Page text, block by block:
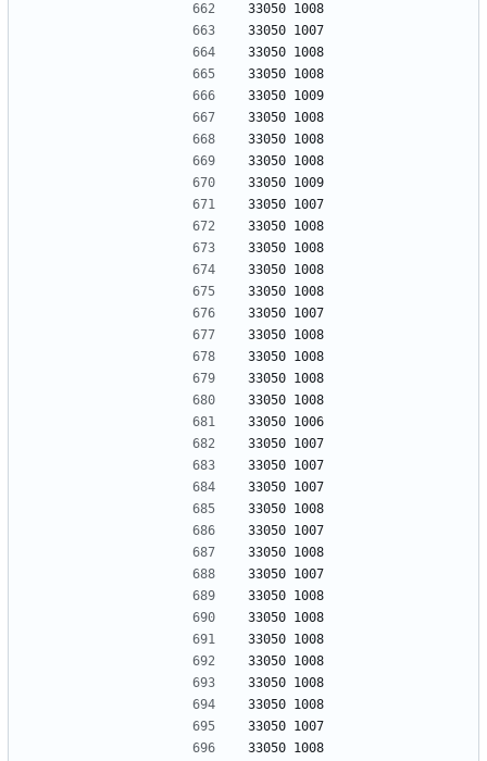
33050 1008
33050 1007
33050 1008
33050 1008
33050 1009
33050 1008
33050 1008
33050 1008
33050 1009
33050 1007
33050 1008
33050 1008
33050 1008
33050 1008
33050 1007
33050 1008
33050 1008
33050 1008
33050 1008
33050 1006
33050 1007
33050 1007
33050 1007
33050 1008
33050 1007
33050 1008
33050 1007
33050 1008
33050 1008
33050 1008
33050 1008
33050 1008
33050 1008
33050 1007
33050 1008